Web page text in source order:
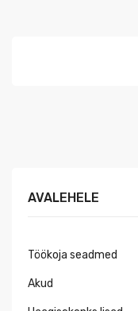
AVALEHELE
Töökoja seadmed
Akud